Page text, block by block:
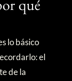
qué
lo básico
el
de la